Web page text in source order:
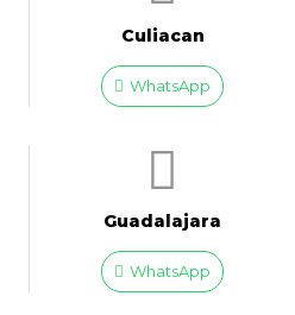
Culiacan
WhatsApp
Guadalajara
WhatsApp